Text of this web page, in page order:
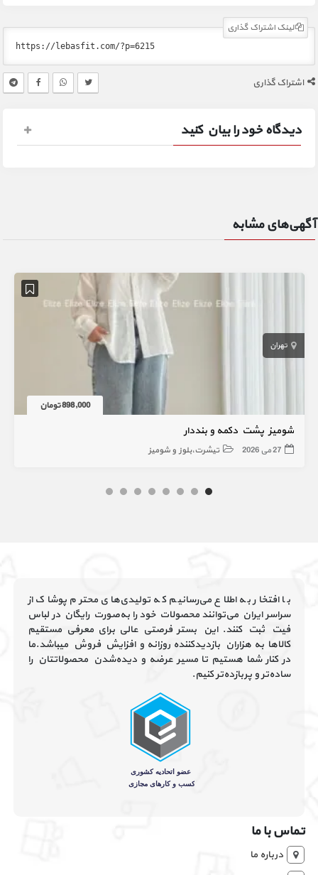
لینک اشتراک گذاری
اشتراک گذاری
دیدگاه خود را بیان کنید
آگهی‌های مشابه
تهران
898,000 تومان
شومیز پشت دکمه و بنددار
27 می 2026 تیشرت،بلوز و شومیز
با افتخار به اطلاع می‌رسانیم که تولیدی‌های محترم پوشاک از
سراسر ایران می‌توانند محصولات خود را به‌صورت رایگان در لباس
فیت ثبت کنند. این بستر فرصتی عالی برای معرفی مستقیم
کالاها به هزاران بازدیدکننده روزانه و افزایش فروش میباشد.ما
در کنار شما هستیم تا مسیر عرضه و دیده‌شدن محصولاتتان را
ساده‌تر و پربازده‌تر کنیم.
تماس با ما
درباره ما